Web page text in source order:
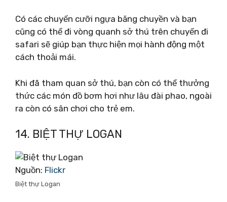
Có các chuyến cưỡi ngựa băng chuyền và bạn
cũng có thể đi vòng quanh sở thú trên chuyến đi
safari sẽ giúp bạn thực hiện mọi hành động một
cách thoải mái.
Khi đã tham quan sở thú, bạn còn có thể thưởng
thức các món đồ bơm hơi như lâu đài phao, ngoài
ra còn có sân chơi cho trẻ em.
14. BIỆT THỰ LOGAN
Nguồn: Flickr
Biệt thự Logan